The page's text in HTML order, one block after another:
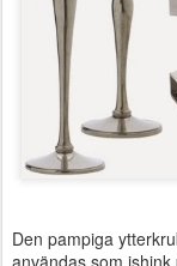
Den pampiga
användas som